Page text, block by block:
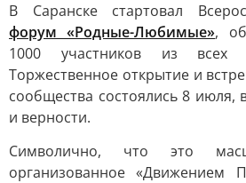
В Саранске стартовал
форум «Родные-Любимые»,
1000 участников из всех
Торжественное открытие и
сообщества состоялись 8
и верности.
Символично, что это
организованное «Движением